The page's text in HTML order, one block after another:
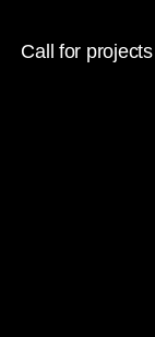
Call for projects